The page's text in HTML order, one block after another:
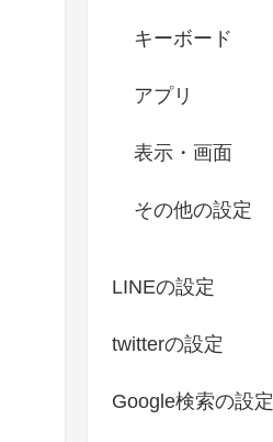
キーボード
アプリ
表示・画面
その他の設定
LINEの設定
twitterの設定
Google検索の設定